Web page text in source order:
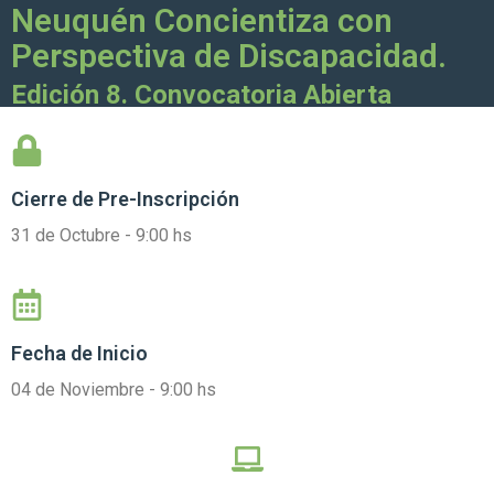
Neuquén Concientiza con
Perspectiva de Discapacidad.
Edición 8. Convocatoria Abierta
Cierre de Pre-Inscripción
31 de Octubre - 9:00 hs
Fecha de Inicio
04 de Noviembre - 9:00 hs